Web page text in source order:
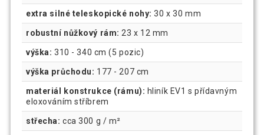
extra silné teleskopické nohy: 30 x 30 mm
robustní nůžkový rám: 23 x 12 mm
výška: 310 - 340 cm (5 pozic)
výška průchodu: 177 - 207 cm
materiál konstrukce (rámu): hliník EV1 s přídavným
eloxováním stříbrem
střecha: cca 300 g / m²